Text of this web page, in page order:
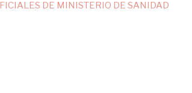
DE MINISTERIO DE SANIDAD